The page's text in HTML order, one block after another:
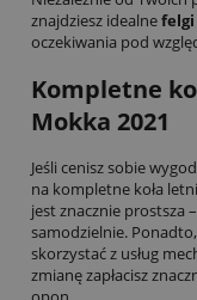
znajdziesz idealnefelgi
oczekiwania pod
Kompletne
Mokka 2021
Jeśli cenisz sobie
na kompletne koła
jest znacznie prostsza
samodzielnie.
skorzystać z usług
zmianę zapłacisz